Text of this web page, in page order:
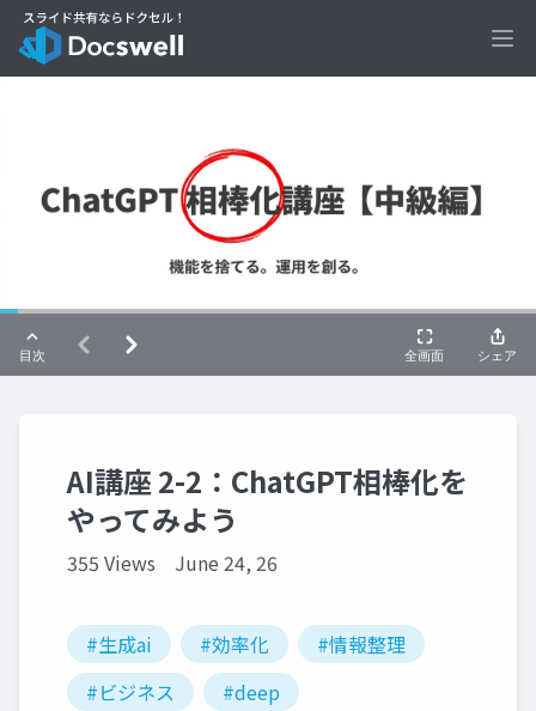
AI講座 2-2：ChatGPT相棒化を
やってみよう
355 Views June 24, 26
#生成ai #効率化
#情報整理
#ビジネス
#deep